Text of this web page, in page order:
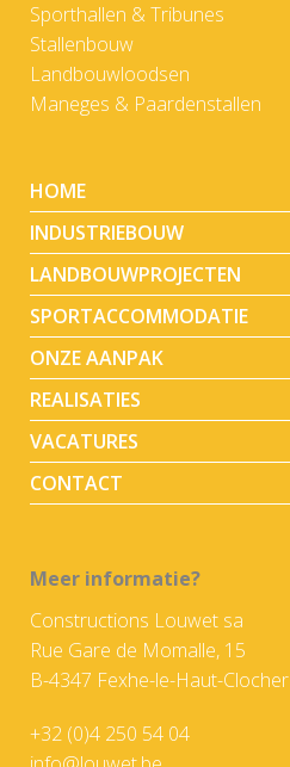
Sporthallen & Tribunes
Stallenbouw
Landbouwloodsen
Maneges & Paardenstallen
HOME
INDUSTRIEBOUW
LANDBOUWPROJECTEN
SPORTACCOMMODATIE
ONZE AANPAK
REALISATIES
VACATURES
CONTACT
Meer informatie?
Constructions Louwet sa
Rue Gare de Momalle, 15
B-4347 Fexhe-le-Haut-Clocher
+32 (0)4 250 54 04